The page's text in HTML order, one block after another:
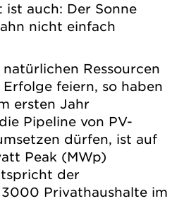
ist auch: Der Sonne
nicht einfach
Ressourcen
feiern, so haben
ersten Jahr
Pipeline von PV-
dürfen, ist auf
Peak (MWp)
der
Privathaushalte im